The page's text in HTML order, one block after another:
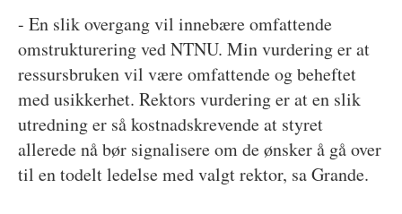
- En slik overgang vil innebære omfattende
omstrukturering ved NTNU. Min vurdering er at
ressursbruken vil være omfattende og beheftet
med usikkerhet. Rektors vurdering er at en slik
utredning er så kostnadskrevende at styret
allerede nå bør signalisere om de ønsker å gå over
til en todelt ledelse med valgt rektor, sa Grande.